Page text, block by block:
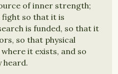
of inner strength;
fight so that it is
is funded, so that it
so that physical
it exists, and so
heard.